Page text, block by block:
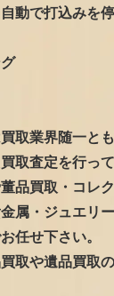
動で打込みを
取業界随一と
取査定を行って
品買取・コレ
属・ジュエリ
任せ下さい。
取や遺品買取